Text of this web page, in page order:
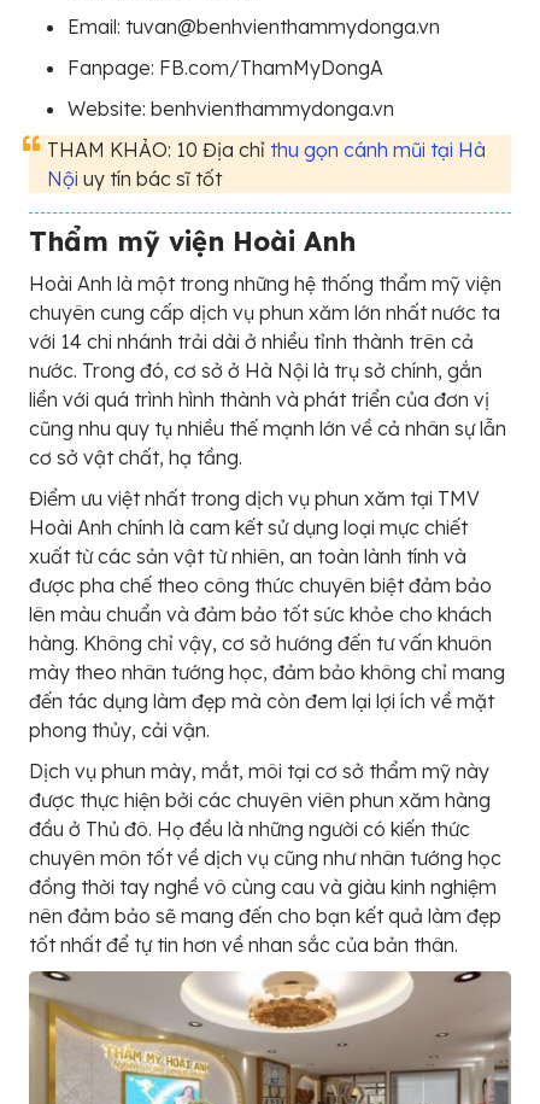
Email: tuvan@benhvienthammydonga.vn
Fanpage: FB.com/ThamMyDongA
Website: benhvienthammydonga.vn
THAM KHẢO: 10 Địa chỉ thu gọn cánh mũi tại Hà
Nội uy tín bác sĩ tốt
Thẩm mỹ viện Hoài Anh
Hoài Anh là một trong những hệ thống thẩm mỹ viện
chuyên cung cấp dịch vụ phun xăm lớn nhất nước ta
với 14 chi nhánh trải dài ở nhiều tỉnh thành trên cả
nước. Trong đó, cơ sở ở Hà Nội là trụ sở chính, gắn
liền với quá trình hình thành và phát triển của đơn vị
cũng nhu quy tụ nhiều thế mạnh lớn về cả nhân sự lẫn
cơ sở vật chất, hạ tầng.
Điểm ưu việt nhất trong dịch vụ phun xăm tại TMV
Hoài Anh chính là cam kết sử dụng loại mực chiết
xuất từ các sản vật từ nhiên, an toàn lành tính và
được pha chế theo công thức chuyên biệt đảm bảo
lên màu chuẩn và đảm bảo tốt sức khỏe cho khách
hàng. Không chỉ vậy, cơ sở hướng đến tư vấn khuôn
mày theo nhân tướng học, đảm bảo không chỉ mang
đến tác dụng làm đẹp mà còn đem lại lợi ích về mặt
phong thủy, cải vận.
Dịch vụ phun mày, mắt, môi tại cơ sở thẩm mỹ này
được thực hiện bởi các chuyên viên phun xăm hàng
đầu ở Thủ đô. Họ đều là những người có kiến thức
chuyên môn tốt về dịch vụ cũng như nhân tướng học
đồng thời tay nghề vô cùng cau và giàu kinh nghiệm
nên đảm bảo sẽ mang đến cho bạn kết quả làm đẹp
tốt nhất để tự tin hơn về nhan sắc của bản thân.